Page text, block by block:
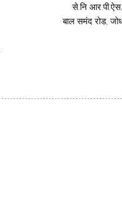
से.नि आर.पी.ऐस,
बाल समंद रोड,